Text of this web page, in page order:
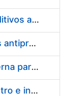
Suministro de Protectores Auditivos a medida para las personas trabajadoras de los Centros de Trabajo de Madrid y Burgos
Suministro de gafas graduadas antiproyecciones para los trabajadores de la FNMT-RCM en los centros de trabajo de Madrid y Burgos
Servicios de una empresa externa para el asesoramiento y resolución de los recursos de alzada que se presentan relacionados con procesos de selección para la FNMT-RCM
Acuerdo marco para el suministro e instalación de persianas, estores y otros complementos